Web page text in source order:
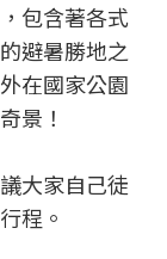
包含著各式
避暑勝地之
在國家公園
景！
大家自己徒
程。